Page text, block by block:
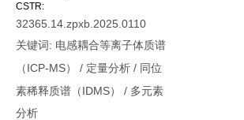
CSTR:
32365.14.zpxb.2025.0110
关键词: 电感耦合等离子体质谱
（ICP-MS）
/ 定量分析 / 同位
素稀释质谱（IDMS）
/ 多元素
分析